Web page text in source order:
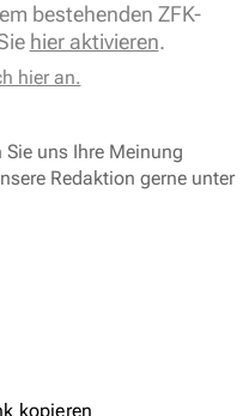
bestehenden ZFK-
hier aktivieren.
hier an.
Sie uns Ihre Meinung
Redaktion gerne unter
kopieren